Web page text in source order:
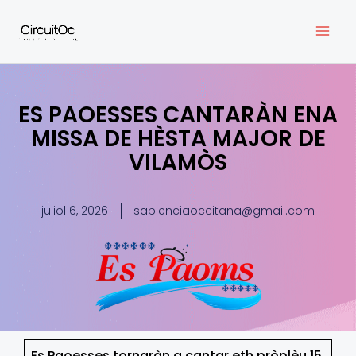
contingut
ES PAOESSES CANTARÀN ENA
MISSA DE HÈSTA MAJOR DE
VILAMÒS
juliol 6, 2026 sapienciaoccitana@gmail.com